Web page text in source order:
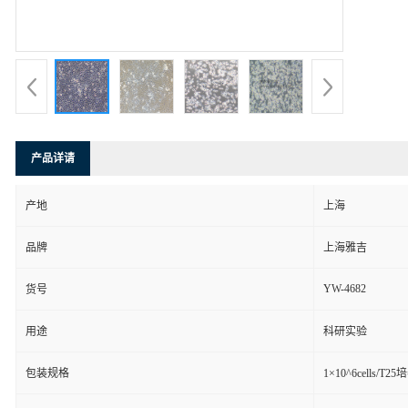
产品详请
产地 上海
品牌 上海雅吉
货号 YW-4682
用途 科研实验
包装规格 1×10^6cells/T25